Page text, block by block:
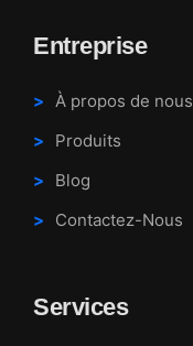
Entreprise
À propos de nous
Produits
Blog
Contactez-Nous
Services